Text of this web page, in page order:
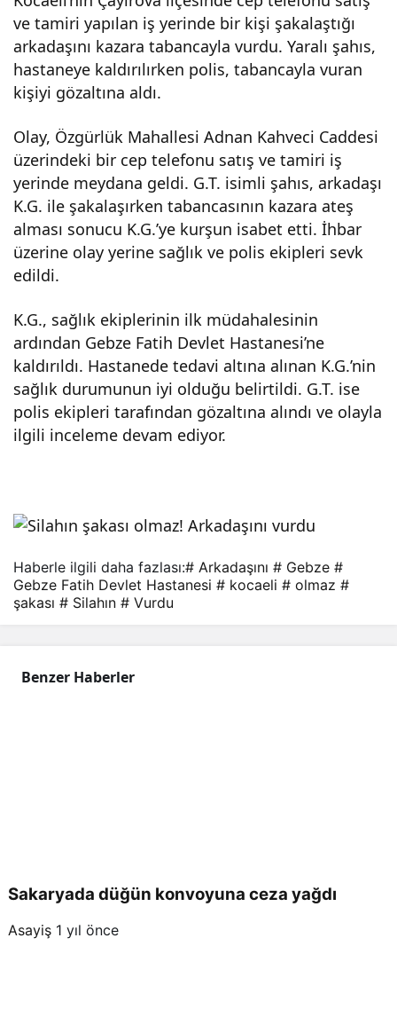
ve tamiri yapılan iş yerinde bir kişi şakalaştığı
arkadaşını kazara tabancayla vurdu. Yaralı şahıs,
hastaneye kaldırılırken polis, tabancayla vuran
kişiyi gözaltına aldı.
Olay, Özgürlük Mahallesi Adnan Kahveci Caddesi
üzerindeki bir cep telefonu satış ve tamiri iş
yerinde meydana geldi. G.T. isimli şahıs, arkadaşı
K.G. ile şakalaşırken tabancasının kazara ateş
alması sonucu K.G.’ye kurşun isabet etti. İhbar
üzerine olay yerine sağlık ve polis ekipleri sevk
edildi.
K.G., sağlık ekiplerinin ilk müdahalesinin
ardından Gebze Fatih Devlet Hastanesi’ne
kaldırıldı. Hastanede tedavi altına alınan K.G.’nin
sağlık durumunun iyi olduğu belirtildi. G.T. ise
polis ekipleri tarafından gözaltına alındı ve olayla
ilgili inceleme devam ediyor.
Ark
ada
şını
vur
du
Haberle ilgili daha fazlası:# Arkadaşını # Gebze #
Gebze Fatih Devlet Hastanesi # kocaeli # olmaz #
şakası # Silahın # Vurdu
Benzer Haberler
Sakaryada düğün konvoyuna ceza yağdı
Asayiş 1 yıl önce